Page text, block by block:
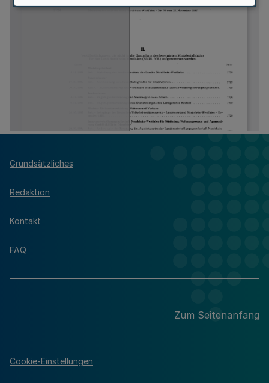
Grundsätzliches
Redaktion
Kontakt
FAQ
Zum Seitenanfang
Cookie-Einstellungen